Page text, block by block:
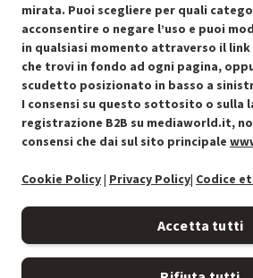
Condizioni generali di vendita
mirata. Puoi scegliere per quali
acconsentire o negare l’uso e puoi
in qualsiasi momento attraverso il link
che trovi in fondo ad ogni pagina,
scudetto posizionato in basso a
I consensi su questo sottosito o sulla
registrazione B2B su mediaworld.it,
consensi che dai sul sito principale
Cookie Policy| Privacy Policy| Codice
Accetta tutti